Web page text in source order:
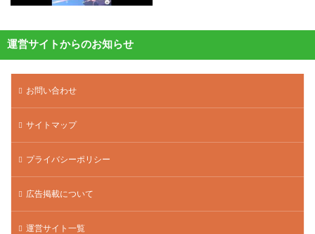
運営サイトからのお知らせ
お問い合わせ
サイトマップ
プライバシーポリシー
広告掲載について
運営サイト一覧